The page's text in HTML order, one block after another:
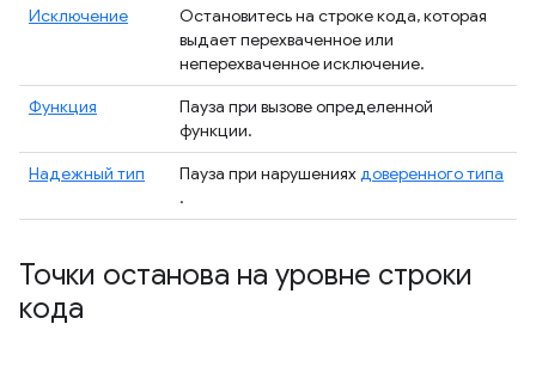
Исключение
Остановитесь на строке кода, которая
выдает перехваченное или
неперехваченное исключение.
Функция
Пауза при вызове определенной
функции.
Надежный тип
Пауза при нарушенияхдоверенного типа
.
Точки останова на уровне строки
кода